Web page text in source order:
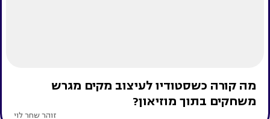
מה קורה כשסטודיו לעיצוב מקים מגרש
משחקים בתוך מוזיאון?
זוהר שחר לוי